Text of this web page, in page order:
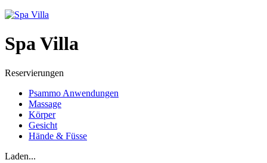
Spa Villa
Reservierungen
Psammo Anwendungen
Massage
Körper
Gesicht
Hände & Füsse
Laden...